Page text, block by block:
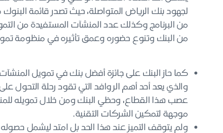
لجهود بنك الرياض المتواصلة، حيث تصدر قائمة
من البرنامج وكذلك عدد المنشآت المستفيدة من
من البنك وتنوع حضوره وعمق تأثيره في منظومة
كما حاز البنك على جائزة أفضل بنك في تمويل المنشآت
والذي يعد أحد أهم الروافد التي تقود رحلة
عصب هذا القطاع، وحظي البنك ومن خلال تمويله
موجهة لتمكين الشركات التقنية.
ولم يتوقف التميز عند هذا الحد بل امتد ليشمل